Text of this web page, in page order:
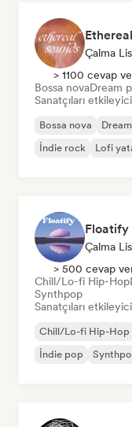
Çalma
> 1100 cevap
Bossa novaDream
Sanatçıları
Bossa nova
İndie rock
Lofi
Floatify
Çalma
> 500 cevap
Chill/Lo-fi Hip-Hop
Synthpop
Sanatçıları
Chill/Lo-fi Hip-Hop
İndie pop